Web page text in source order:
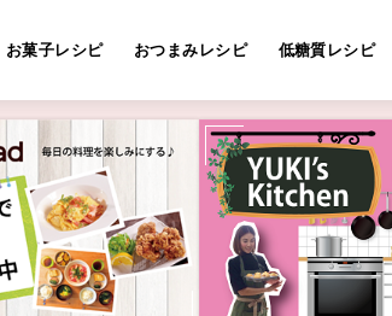
お菓子レシピ おつまみレシピ 低糖質レシピ